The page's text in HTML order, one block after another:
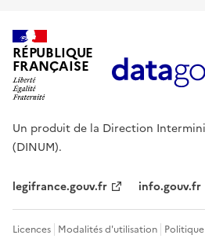
RÉPUBLIQUE
FRANÇAISE
Un produit de la Direction
(DINUM).
legifrance.gouv.fr info.gouv.fr
Licences Modalités d'utilisation